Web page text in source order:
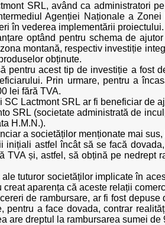
SRL, având ca administratori
Agenției Naționale a
în vederea implementării proiectului.
optând pentru schema de
montană, respectiv investiție
obținute.
pentru acest tip de investiție a fost
Prin urmare, pentru a
lei fără TVA.
Lactmont SRL ar fi beneficiar de
SRL (societate administrată de
H.M.N.).
a societăților menționate mai
astfel încât să se facă
și, astfel, să obțină pe nedrept
tuturor societăților implicate în
aparența că aceste relații
de rambursare, ar fi fost
pentru a face dovada, contrar
are dreptul la rambursarea sumei de